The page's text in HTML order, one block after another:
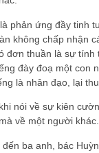
phản ứng đầy tinh
không chấp nhận
đơn thuần là sự
đày đoạ một con
là nhân đạo, lại
nói về sự kiên
về một người khác.
ba anh, bác